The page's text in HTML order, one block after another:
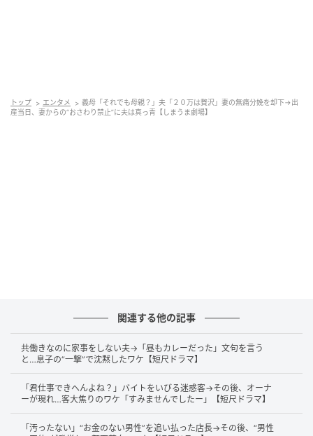
「先生に言われたんです。妊娠高血圧症で、陣痛の痛
みが酷いって」
医師からの指示があっての選択だと訴える嫁に、義母
は聞く耳を持ちません。
「昔は皆痛みに耐えて産んだのよ。母親なら当然でし
トップ エンタメ
義母「それでも母親？」夫「２０万は贅沢」妻の無痛分娩を却下→出
産当日、妻からの“おさわり禁止”に夫は真っ青【しまうま劇場】
関連する他の記事
共働きなのに家事をしない夫→「昼もカレーだった」文句を言う
と…息子の“一撃”で沈黙したワケ【短尺ドラマ】
「君仕事できへんよね？」バイトをいびる迷惑客→その後、オーナ
ーが現れ…客大焦りのワケ「すみませんでしたー」【短尺ドラマ】
「汚ったない」“お金のない男性”を追い払った店長→その後、“男性